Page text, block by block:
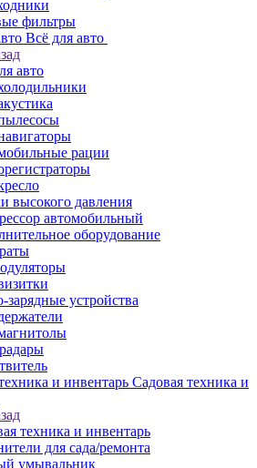
фильтры
Всё для авто
авто
рации
высокого давления
автомобильный
оборудование
зарядные устройства
Садовая техника и
техника и инвентарь
для сада/ремонта
умывальник